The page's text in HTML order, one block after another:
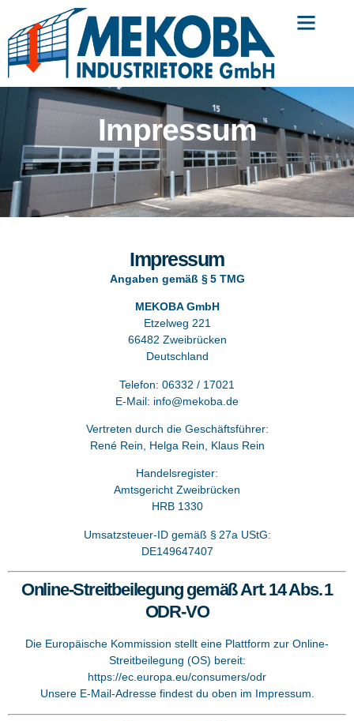
Impressum
Impressum
Angaben gemäß § 5 TMG
MEKOBA GmbH
Etzelweg 221
66482 Zweibrücken
Deutschland
Telefon: 06332 / 17021
E-Mail: info@mekoba.de
Vertreten durch die Geschäftsführer:
René Rein, Helga Rein, Klaus Rein
Handelsregister:
Amtsgericht Zweibrücken
HRB 1330
Umsatzsteuer-ID gemäß § 27a UStG:
DE149647407
Online-Streitbeilegung gemäß Art. 14 Abs. 1
ODR-VO
Die Europäische Kommission stellt eine Plattform zur Online-
Streitbeilegung (OS) bereit:
https://ec.europa.eu/consumers/odr
Unsere E-Mail-Adresse findest du oben im Impressum.